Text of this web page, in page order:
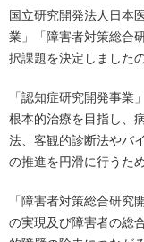
国立研究開発法人日本
業」「障害者対策総合
択課題を決定しました
「認知症研究開発事業
根本的治療を目指し、
法、客観的診断法やバ
の推進を円滑に行うた
「障害者対策総合研究
の実現及び障害者の総